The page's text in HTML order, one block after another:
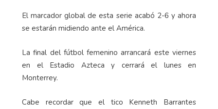
El marcador global de esta serie acabó 2-6 y ahora
se estarán midiendo ante el América.
La final del fútbol femenino arrancará este viernes
en el Estadio Azteca y cerrará el lunes en
Monterrey.
Cabe recordar que el tico Kenneth Barrantes